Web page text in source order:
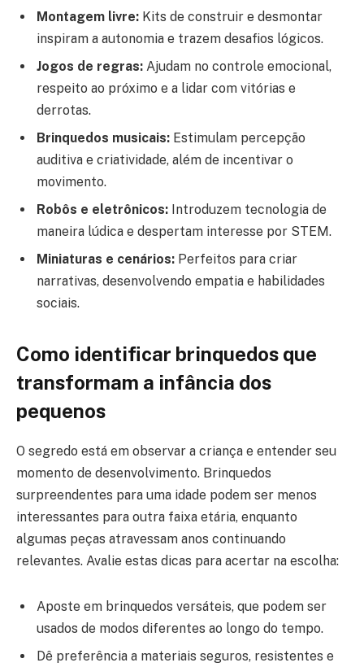
Montagem livre: Kits de construir e desmontar
inspiram a autonomia e trazem desafios lógicos.
Jogos de regras: Ajudam no controle emocional,
respeito ao próximo e a lidar com vitórias e
derrotas.
Brinquedos musicais: Estimulam percepção
auditiva e criatividade, além de incentivar o
movimento.
Robôs e eletrônicos: Introduzem tecnologia de
maneira lúdica e despertam interesse por STEM.
Miniaturas e cenários: Perfeitos para criar
narrativas, desenvolvendo empatia e habilidades
sociais.
Como identificar brinquedos que
transformam a infância dos
pequenos
O segredo está em observar a criança e entender seu
momento de desenvolvimento. Brinquedos
surpreendentes para uma idade podem ser menos
interessantes para outra faixa etária, enquanto
algumas peças atravessam anos continuando
relevantes. Avalie estas dicas para acertar na escolha:
Aposte em brinquedos versáteis, que podem ser
usados de modos diferentes ao longo do tempo.
Dê preferência a materiais seguros, resistentes e